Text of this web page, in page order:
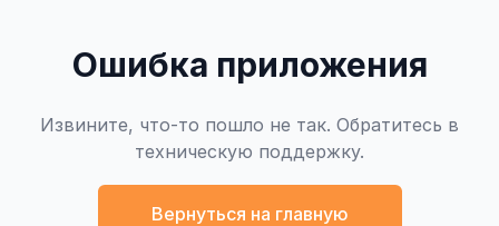
Ошибка приложения
Извините, что-то пошло не так. Обратитесь в
техническую поддержку.
Вернуться на главную